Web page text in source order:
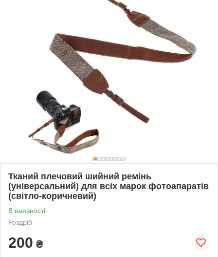
Тканий плечовий шийний ремінь
(універсальний) для всіх марок фотоапаратів
(світло-коричневий)
В наявності
Роздріб
200 ₴